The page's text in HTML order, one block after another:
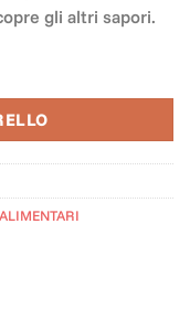
gli altri sapori.